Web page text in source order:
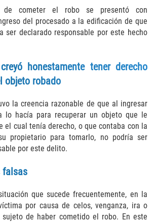
Threat
Battery
Abuse
to Provide Care (Child Neglect)
of Restraining Order
Program
on a Suspended License
cometer el robo se presentó con
del procesado a la edificación de que
ser declarado responsable por este hecho
honestamente tener derecho
objeto robado
la creencia razonable de que al ingresar
lo hacía para recuperar un objeto que le
el cual tenía derecho, o que contaba con la
propietario para tomarlo, no podría ser
por este delito.
falsas
que sucede frecuentemente, en la
por causa de celos, venganza, ira o
de haber cometido el robo. En este